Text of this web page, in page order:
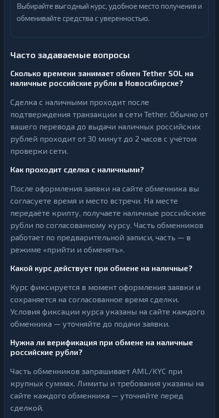
Выбирайте выгодный курс, удобное место получения и
обменивайте средства с уверенностью.
Часто задаваемые вопросы
Сколько времени занимает обмен Tether SOL на
наличные российские рубли в Новосибирске?
Сделка с наличными проходит после
подтверждения транзакции в сети Tether. Обычно от
вашего перевода до выдачи наличных российских
рублей проходит от 30 минут до 2 часов с учётом
проверки сети.
Как проходит сделка с наличными?
После оформления заявки на сайте обменника вы
согласуете время и место встречи. На месте
передаёте крипту, получаете наличные российские
рубли по согласованному курсу. Часть обменников
работает по предварительной записи, часть — в
режиме «прийти и обменять».
Какой курс действует при обмене на наличные?
Курс фиксируется в момент оформления заявки и
сохраняется на согласованное время сделки.
Условия фиксации курса указаны на сайте каждого
обменника — уточняйте до подачи заявки.
Нужна ли верификация при обмене на наличные
российские рубли?
Часть обменников запрашивает AML/KYC при
крупных суммах. Лимиты и требования указаны на
сайте каждого обменника — уточняйте перед
сделкой.